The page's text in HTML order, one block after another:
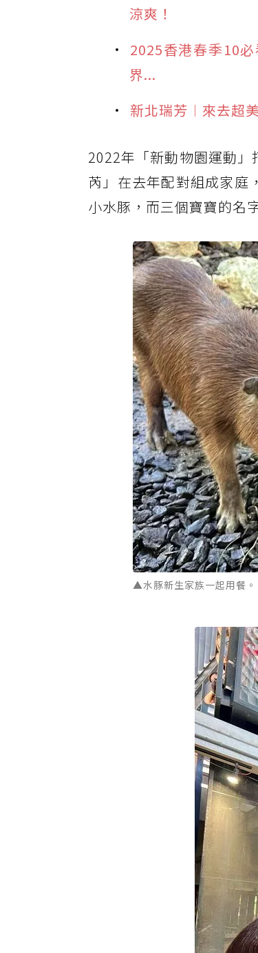
涼爽！
2025香港春季10
界...
新北瑞芳︱來去超
2022年「新動物園運動
芮」在去年配對組成家庭
小水豚，而三個寶寶的名
▲水豚新生家族一起用餐